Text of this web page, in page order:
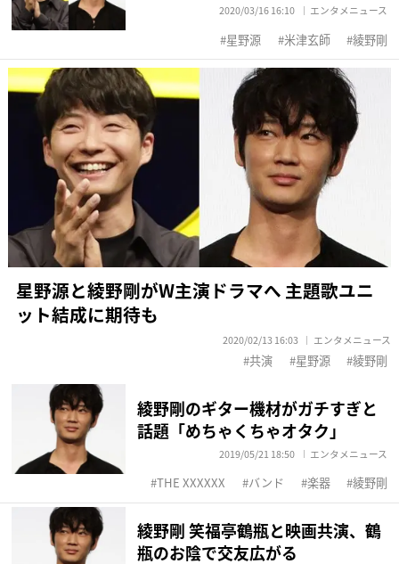
2020/03/16 16:10 エンタメニュース
星野源 米津玄師 綾野剛
星野源と綾野剛がW主演ドラマへ 主題歌ユニ
ット結成に期待も
2020/02/13 16:03 エンタメニュース
共演 星野源 綾野剛
綾野剛のギター機材がガチすぎと
話題「めちゃくちゃオタク」
2019/05/21 18:50 エンタメニュース
THE XXXXXX バンド 楽器 綾野剛
綾野剛 笑福亭鶴瓶と映画共演、鶴
瓶のお陰で交友広がる